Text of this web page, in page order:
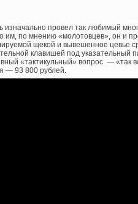
изначально провел так любимый
им, по мнению «молотовцев», он и
щекой и вывешенное цевье
клавишей под указательный
«тактикульный» вопрос — «так
— 93 800 рублей.